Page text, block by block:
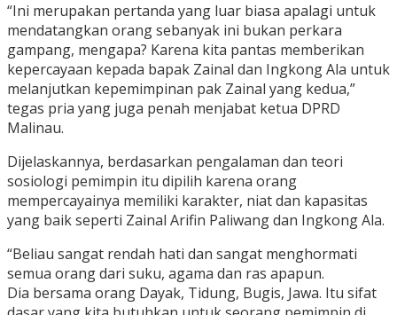
“Ini merupakan pertanda yang luar biasa apalagi untuk
mendatangkan orang sebanyak ini bukan perkara
gampang, mengapa? Karena kita pantas memberikan
kepercayaan kepada bapak Zainal dan Ingkong Ala untuk
melanjutkan kepemimpinan pak Zainal yang kedua,”
tegas pria yang juga penah menjabat ketua DPRD
Malinau.
Dijelaskannya, berdasarkan pengalaman dan teori
sosiologi pemimpin itu dipilih karena orang
mempercayainya memiliki karakter, niat dan kapasitas
yang baik seperti Zainal Arifin Paliwang dan Ingkong Ala.
“Beliau sangat rendah hati dan sangat menghormati
semua orang dari suku, agama dan ras apapun.
Dia bersama orang Dayak, Tidung, Bugis, Jawa. Itu sifat